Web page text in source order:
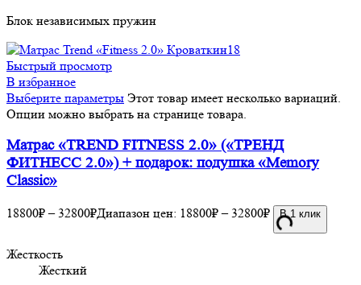
Блок независимых пружин
Быстрый просмотр
В избранное
Выберите параметры Этот товар имеет несколько вариаций.
Опции можно выбрать на странице товара.
Матрас «TREND FITNESS 2.0» («ТРЕНД
ФИТНЕСС 2.0») + подарок: подушка «Memory
Classic»
18800₽ – 32800₽Диапазон цен: 18800₽ – 32800₽ В 1 клик
Жесткость
Жесткий